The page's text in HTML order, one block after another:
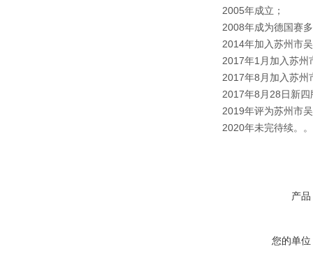
2005年成立；
2008年成为德国赛
2014年加入苏州市
2017年1月加入苏州
2017年8月加入苏州
2017年8月28日新
2019年评为苏州市
2020年未完待续。。
产品
您的单位